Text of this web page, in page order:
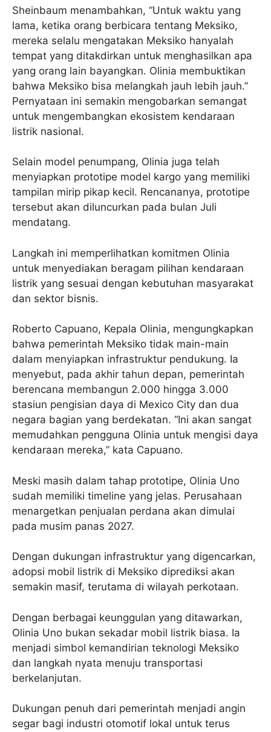
Sheinbaum menambahkan, “Untuk waktu yang
lama, ketika orang berbicara tentang Meksiko,
mereka selalu mengatakan Meksiko hanyalah
tempat yang ditakdirkan untuk menghasilkan apa
yang orang lain bayangkan. Olinia membuktikan
bahwa Meksiko bisa melangkah jauh lebih jauh.”
Pernyataan ini semakin mengobarkan semangat
untuk mengembangkan ekosistem kendaraan
listrik nasional.
Selain model penumpang, Olinia juga telah
menyiapkan prototipe model kargo yang memiliki
tampilan mirip pikap kecil. Rencananya, prototipe
tersebut akan diluncurkan pada bulan Juli
mendatang.
Langkah ini memperlihatkan komitmen Olinia
untuk menyediakan beragam pilihan kendaraan
listrik yang sesuai dengan kebutuhan masyarakat
dan sektor bisnis.
Roberto Capuano, Kepala Olinia, mengungkapkan
bahwa pemerintah Meksiko tidak main-main
dalam menyiapkan infrastruktur pendukung. Ia
menyebut, pada akhir tahun depan, pemerintah
berencana membangun 2.000 hingga 3.000
stasiun pengisian daya di Mexico City dan dua
negara bagian yang berdekatan. “Ini akan sangat
memudahkan pengguna Olinia untuk mengisi daya
kendaraan mereka,” kata Capuano.
Meski masih dalam tahap prototipe, Olinia Uno
sudah memiliki timeline yang jelas. Perusahaan
menargetkan penjualan perdana akan dimulai
pada musim panas 2027.
Dengan dukungan infrastruktur yang digencarkan,
adopsi mobil listrik di Meksiko diprediksi akan
semakin masif, terutama di wilayah perkotaan.
Dengan berbagai keunggulan yang ditawarkan,
Olinia Uno bukan sekadar mobil listrik biasa. Ia
menjadi simbol kemandirian teknologi Meksiko
dan langkah nyata menuju transportasi
berkelanjutan.
Dukungan penuh dari pemerintah menjadi angin
segar bagi industri otomotif lokal untuk terus